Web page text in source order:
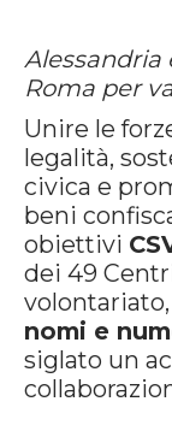
Alessandria
Roma per
Unire le
legalità,
civica e
beni
obiettivi
dei 49
nomi e
siglato un